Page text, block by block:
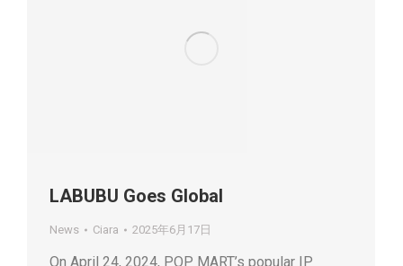
LABUBU Goes Global
News Ciara 2025年6月17日
On April 24, 2024, POP MART’s popular IP